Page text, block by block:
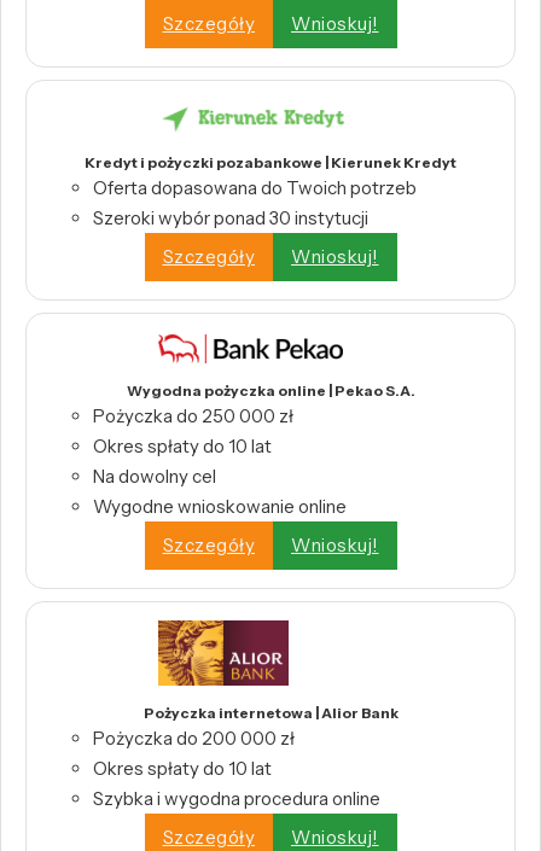
Szczegóły Wnioskuj!
Kredyt i pożyczki pozabankowe | Kierunek Kredyt
Oferta dopasowana do Twoich potrzeb
Szeroki wybór ponad 30 instytucji
Szczegóły
Wnioskuj!
Wygodna pożyczka online | Pekao S.A.
Pożyczka do 250 000 zł
Okres spłaty do 10 lat
Na dowolny cel
Wygodne wnioskowanie online
Szczegóły
Wnioskuj!
Pożyczka internetowa | Alior Bank
Pożyczka do 200 000 zł
Okres spłaty do 10 lat
Szybka i wygodna procedura online
Szczegóły
Wnioskuj!